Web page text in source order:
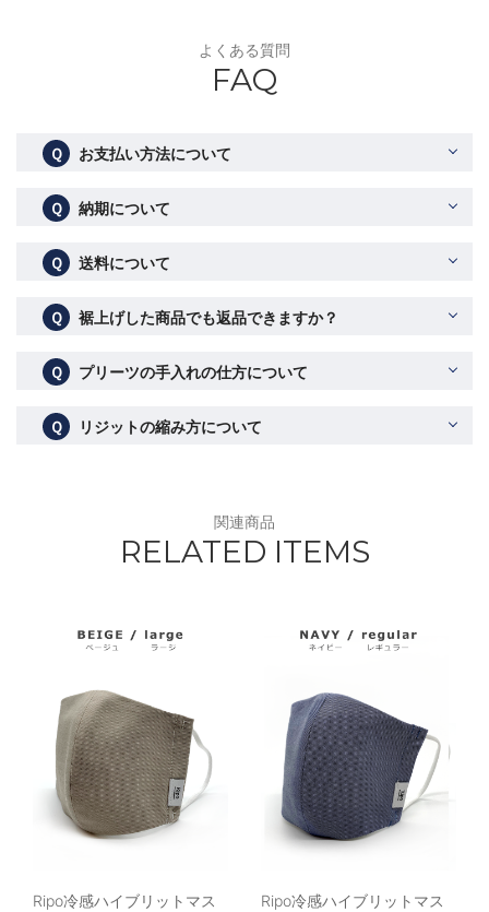
よくある質問
FAQ
Ｑ お支払い方法について
Ｑ 納期について
Ｑ 送料について
Ｑ 裾上げした商品でも返品できますか？
Ｑ プリーツの手入れの仕方について
Ｑ リジットの縮み方について
関連商品
RELATED ITEMS
Ripo冷感ハイブリットマス
Ripo冷感ハイブリットマス